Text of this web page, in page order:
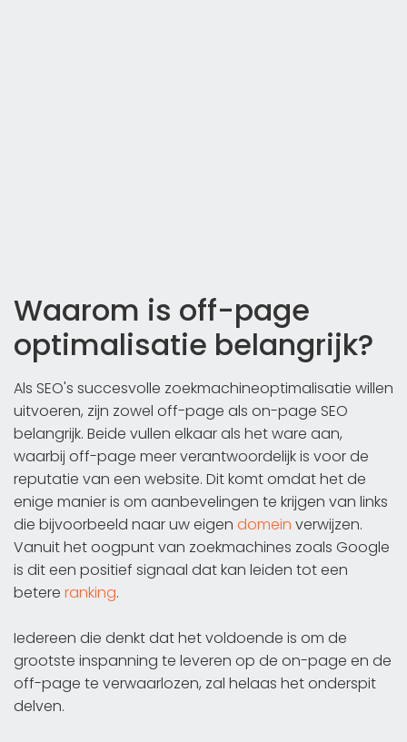
Waarom is off-page
optimalisatie belangrijk?
Als SEO's succesvolle zoekmachineoptimalisatie willen
uitvoeren, zijn zowel off-page als on-page SEO
belangrijk. Beide vullen elkaar als het ware aan,
waarbij off-page meer verantwoordelijk is voor de
reputatie van een website. Dit komt omdat het de
enige manier is om aanbevelingen te krijgen van links
die bijvoorbeeld naar uw eigen domein verwijzen.
Vanuit het oogpunt van zoekmachines zoals Google
is dit een positief signaal dat kan leiden tot een
betere ranking.
Iedereen die denkt dat het voldoende is om de
grootste inspanning te leveren op de on-page en de
off-page te verwaarlozen, zal helaas het onderspit
delven.